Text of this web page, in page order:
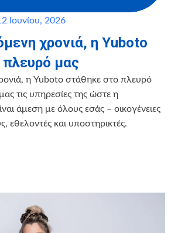
Ιουνίου, 2026
χρονιά, η Yuboto
μας
η Yuboto στάθηκε στο πλευρό
τις υπηρεσίες της ώστε η
άμεση με όλους εσάς – οικογένειες
εθελοντές και υποστηρικτές.